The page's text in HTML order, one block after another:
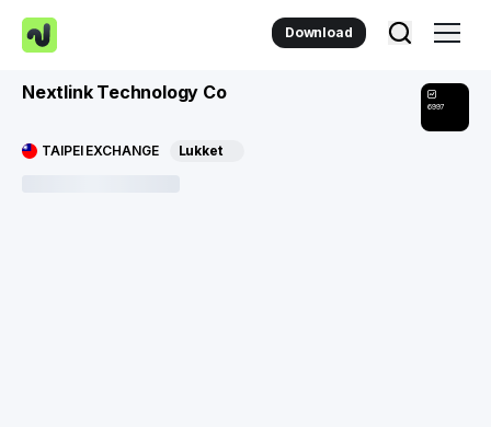
Download
Nextlink Technology Co
6997
TAIPEI EXCHANGE Lukket